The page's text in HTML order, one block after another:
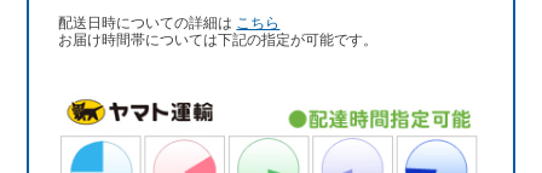
配送日時についての詳細は こちら
お届け時間帯については下記の指定が可能です。